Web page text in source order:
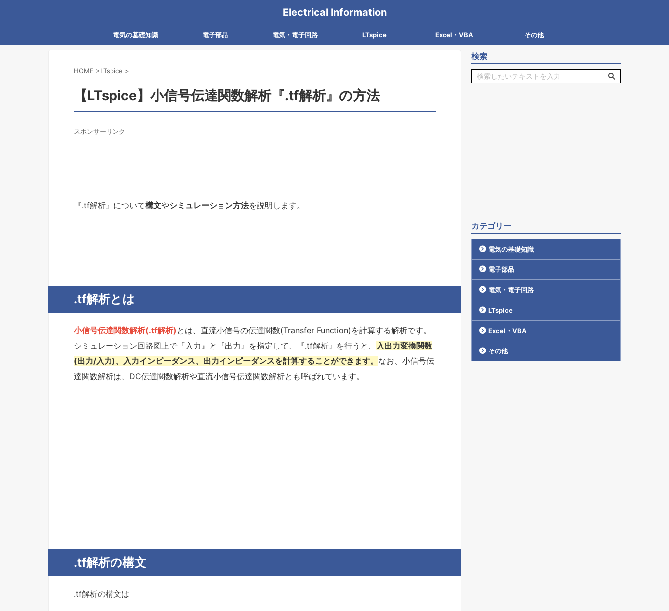
Electrical Information
電気の基礎知識 電子部品 電気・電子回路 LTspice Excel・VBA その他
HOME >LTspice >
【LTspice】小信号伝達関数解析『.tf解析』の方法
スポンサーリンク
『.tf解析』について構文やシミュレーション方法を説明します。
.tf解析とは
小信号伝達関数解析(.tf解析) とは、直流小信号の伝達関数(Transfer Function)を計算する解析です。
シミュレーション回路図上で『入力』と『出力』を指定して、『.tf解析』を行うと、 入出力変換関数
(出力/入力)、入力インピーダンス、出力インピーダンスを計算することができます。 なお、小信号伝
達関数解析は、DC伝達関数解析や直流小信号伝達関数解析とも呼ばれています。
.tf解析の構文
.tf解析の構文は
検索
カテゴリー
電気の基礎知識
電子部品
電気・電子回路
LTspice
Excel・VBA
その他